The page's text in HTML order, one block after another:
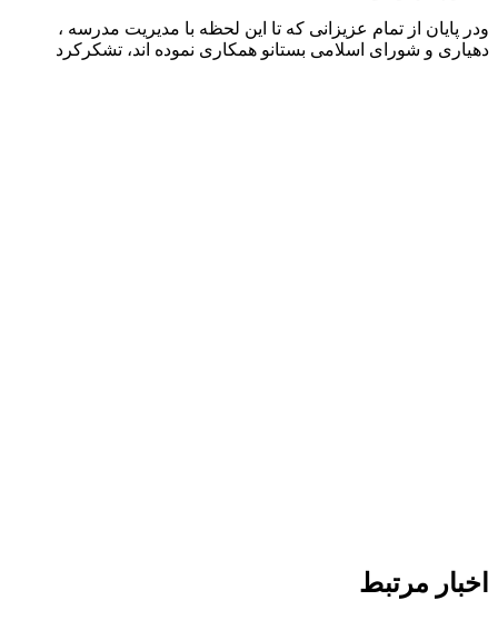
ودر پایان از تمام عزیزانی که تا این لحظه با مدیریت مدرسه ،
دهیاری و شورای اسلامی بستانو همکاری نموده اند، تشکرکرد
اخبار مرتبط